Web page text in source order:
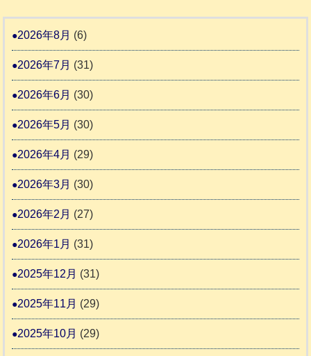
3
り
市
議
熊
震
援
報
2026年8月 (6)
2026年7月 (31)
2026年6月 (30)
2026年5月 (30)
2026年4月 (29)
2026年3月 (30)
2026年2月 (27)
2026年1月 (31)
2025年12月 (31)
2025年11月 (29)
2025年10月 (29)